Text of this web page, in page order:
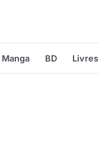
Manga BD Livres